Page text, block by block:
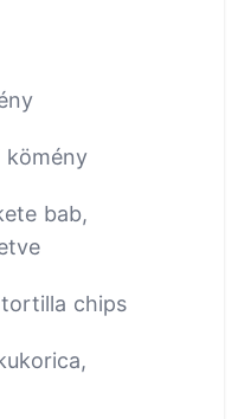
kömény
bab,
chips